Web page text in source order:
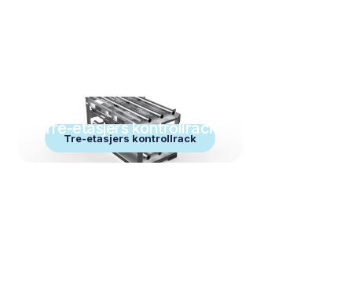
Tre-etasjers kontrollrack
Tre-etasjers kontrollrack